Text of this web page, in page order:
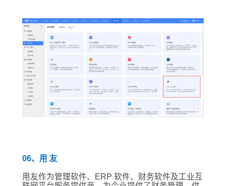
06、用 友
用友作为管理软件、ERP 软件、财务软件及工业互